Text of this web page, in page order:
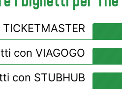
TICKETMASTER
con VIAGOGO
con STUBHUB